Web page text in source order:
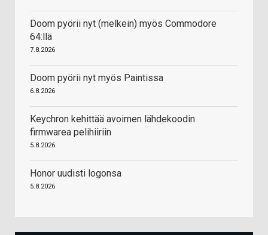
Doom pyörii nyt (melkein) myös Commodore
64:llä
7.8.2026
Doom pyörii nyt myös Paintissa
6.8.2026
Keychron kehittää avoimen lähdekoodin
firmwarea pelihiiriin
5.8.2026
Honor uudisti logonsa
5.8.2026